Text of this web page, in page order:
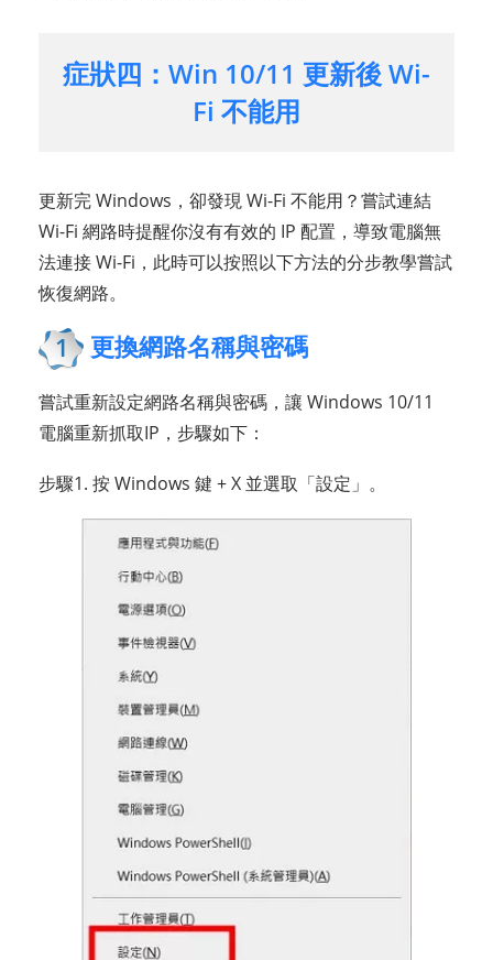
症狀四：Win 10/11 更新後 Wi-
Fi 不能用
更新完 Windows，卻發現 Wi-Fi 不能用？嘗試連結
Wi-Fi 網路時提醒你沒有有效的 IP 配置，導致電腦無
法連接 Wi-Fi，此時可以按照以下方法的分步教學嘗試
恢復網路。
1 更換網路名稱與密碼
嘗試重新設定網路名稱與密碼，讓 Windows 10/11
電腦重新抓取IP，步驟如下：
步驟1. 按 Windows 鍵 + X 並選取「設定」。